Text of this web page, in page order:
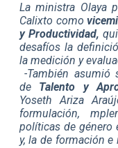
La ministra Olaya
Calixto como
y Productividad,
desafíos la
la medición y
-También asumió
de Talento y
Yoseth Ariza
formulación,
políticas de género
y, la de formación